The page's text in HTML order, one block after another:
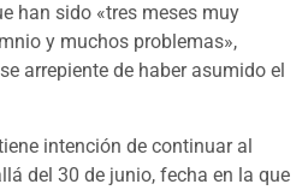
han sido «tres meses muy
y muchos problemas»,
arrepiente de haber asumido el
intención de continuar al
del 30 de junio, fecha en la que